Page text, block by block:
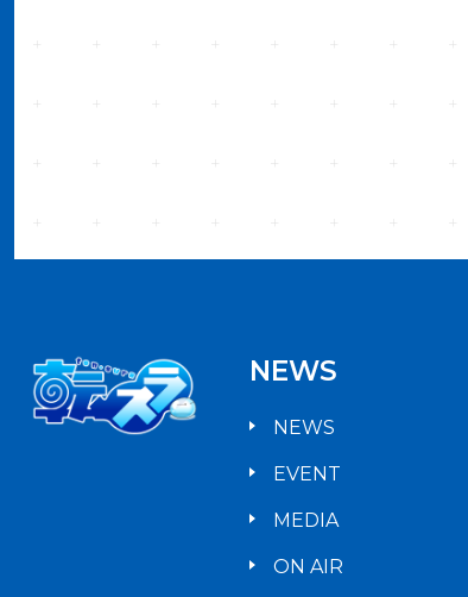
NEWS
NEWS
EVENT
MEDIA
ON AIR